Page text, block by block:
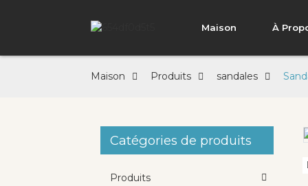
Maison À
Maison Produits sandales
Catégories de produits
Produits
Loading...
Loading...